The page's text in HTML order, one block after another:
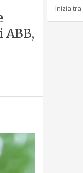
ABB,
Inizia tra